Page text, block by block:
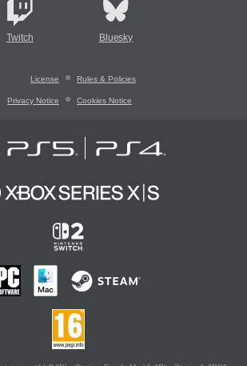
Twitch Bluesky
License Rules & Policies
Privacy Notice Cookies Notice